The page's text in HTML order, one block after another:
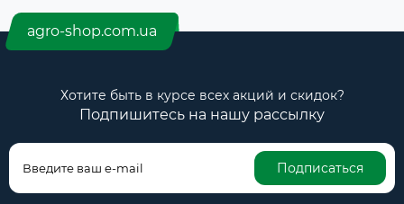
agro-shop.com.ua
Хотите быть в курсе всех акций и скидок?
Подпишитесь на нашу рассылку
Подписаться